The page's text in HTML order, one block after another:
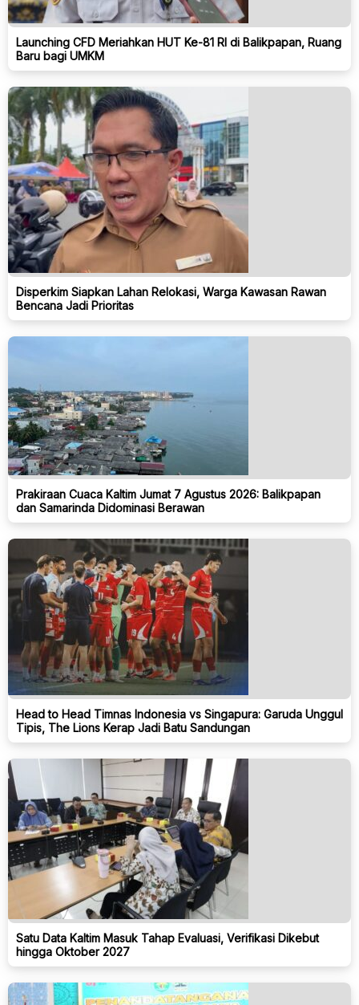
Launching CFD Meriahkan HUT Ke-81 RI di Balikpapan, Ruang
Baru bagi UMKM
Disperkim Siapkan Lahan Relokasi, Warga Kawasan Rawan
Bencana Jadi Prioritas
Prakiraan Cuaca Kaltim Jumat 7 Agustus 2026: Balikpapan
dan Samarinda Didominasi Berawan
Head to Head Timnas Indonesia vs Singapura: Garuda Unggul
Tipis, The Lions Kerap Jadi Batu Sandungan
Satu Data Kaltim Masuk Tahap Evaluasi, Verifikasi Dikebut
hingga Oktober 2027